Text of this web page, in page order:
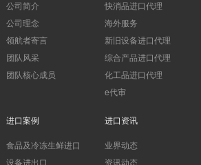
公司简介
公司理念
领航者寄言
团队风采
团队核心成员
快消品进口代理
海外服务
新旧设备进口代理
综合产品进口代理
化工品进口代理
e代审
进口案例
食品及冷冻生鲜进口
设备进出口
进口资讯
业界动态
资讯动态